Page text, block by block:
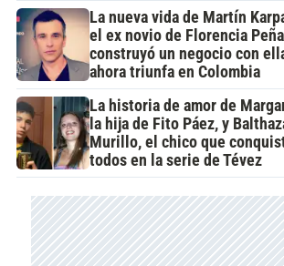
La nueva vida de Martín
el ex novio de Florencia
construyó un negocio con
ahora triunfa en Colombia
La historia de amor de
la hija de Fito Páez, y
Murillo, el chico que
todos en la serie de Tévez